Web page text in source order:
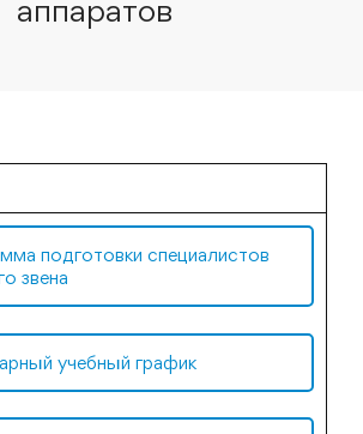
аппаратов
подготовки специалистов
звена
учебный график